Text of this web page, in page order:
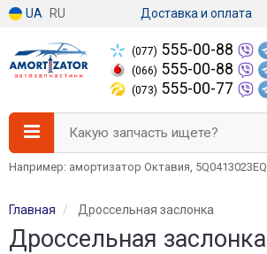
UA RU Доставка и оплата
(077) 555-00-88
(066) 555-00-88
(073) 555-00-77
Какую запчасть ищете?
Например: амортизатор Октавия, 5Q0413023EQ
Главная Дроссельная заслонка
Дроссельная заслонка